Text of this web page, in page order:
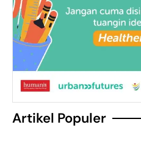
Artikel Populer